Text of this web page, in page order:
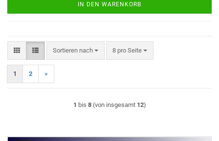
IN DEN WARENKORB
Sortieren nach
Sortieren nach 8 pro Seite
pro Seite
1 2 »
1 bis 8(von insgesamt 12)